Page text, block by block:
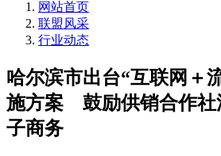
网站首页
联盟风采
行业动态
哈尔滨市出台“互联网＋
施方案 鼓励供销合作社
子商务